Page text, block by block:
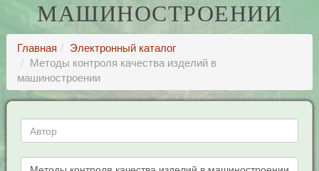
МАШИНОСТРОЕНИИ
Главная
Электронный каталог
Методы контроля качества изделий в
машиностроении